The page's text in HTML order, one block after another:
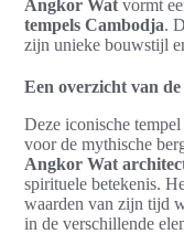
Angkor Wat vormt
tempels Cambodja.
zijn unieke bouwstijl
Een overzicht van
Deze iconische
voor de mythische
Angkor Wat
spirituele betekenis.
waarden van zijn tijd
in de verschillende